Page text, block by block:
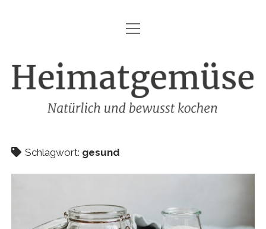
HEIMATGEMÜSE
DAS KOCHBUCH
FOODFOTOGRAFIE
IMPRESSUM
Menü
öffnen
Heimatgemüse
Schlagwort: gesund